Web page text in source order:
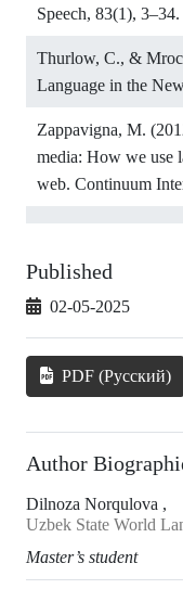
Speech, 83(1), 3–34.
Thurlow, C., &
Language in the
Zappavigna, M.
media: How we use
web. Continuum
Published
02-05-2025
PDF (Русский)
Author
Dilnoza Norqulova ,
Uzbek State World
Master’s student